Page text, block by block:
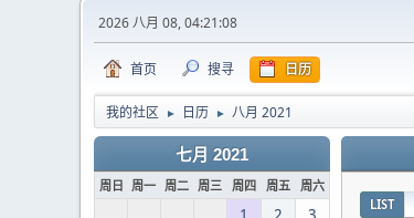
2026 八月 08, 04:21:08
首页 搜寻 日历
我的社区 ► 日历 ► 八月 2021
七月 2021
周日 周一 周二 周三 周四 周五 周六
LIST